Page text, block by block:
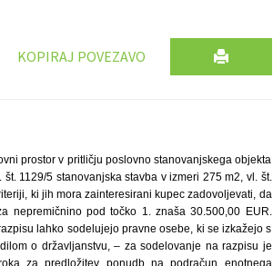
KOPIRAJ POVEZAVO
prostor v pritličju poslovno stanovanjskega objekta
1129/5 stanovanjska stavba v izmeri 275 m2, vl. št.
ki jih mora zainteresirani kupec zadovoljevati, da
nepremičnino pod točko 1. znaša 30.500,00 EUR.
lahko sodelujejo pravne osebe, ki se izkažejo s
o državljanstvu, – za sodelovanje na razpisu je
za predložitev ponudb na podračun enotnega